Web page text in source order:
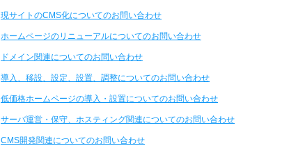
現サイトのCMS化についてのお問い合わせ
ホームページのリニューアルについてのお問い合わせ
ドメイン関連についてのお問い合わせ
導入、移設、設定、設置、調整についてのお問い合わせ
低価格ホームページの導入・設置についてのお問い合わせ
サーバ運営・保守、ホスティング関連についてのお問い合わせ
CMS開発関連についてのお問い合わせ